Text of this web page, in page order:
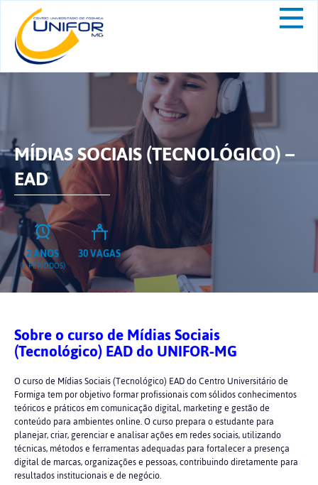
MÍDIAS SOCIAIS (TECNOLÓGICO) –
EAD
2 ANOS
(4 PERÍODOS)
30 VAGAS
Sobre o curso de Mídias Sociais
(Tecnológico) EAD do UNIFOR-MG
O curso de Mídias Sociais (Tecnológico) EAD do Centro Universitário de
Formiga tem por objetivo formar profissionais com sólidos conhecimentos
teóricos e práticos em comunicação digital, marketing e gestão de
conteúdo para ambientes online. O curso prepara o estudante para
planejar, criar, gerenciar e analisar ações em redes sociais, utilizando
técnicas, métodos e ferramentas adequadas para fortalecer a presença
digital de marcas, organizações e pessoas, contribuindo diretamente para
resultados institucionais e de negócio.